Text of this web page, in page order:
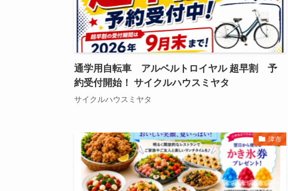
通学用自転車 アルベルトロイヤル 超早割 予
約受付開始！ サイクルハウスミヤタ
サイクルハウスミヤタ
津市